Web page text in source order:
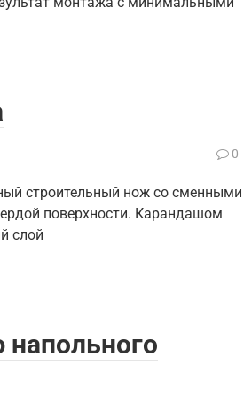
0
строительный нож со сменными
поверхности. Карандашом
слой